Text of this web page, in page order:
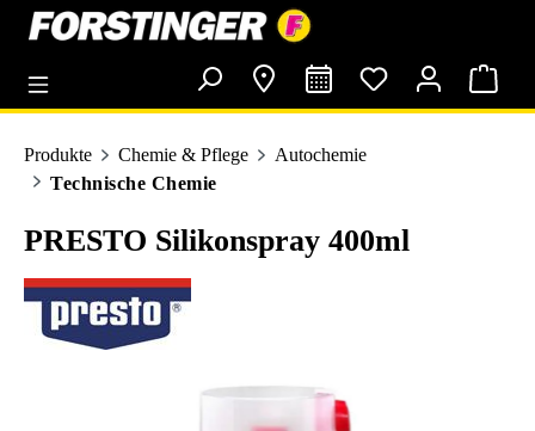
springen
Produkte Chemie & Pflege
Autochemie
Technische Chemie
PRESTO Silikonspray 400ml
Bildergalerie überspringen